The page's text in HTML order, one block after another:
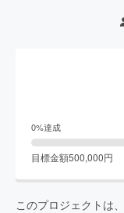
0%達成
目標金額500,000円
このプロジェクトは、